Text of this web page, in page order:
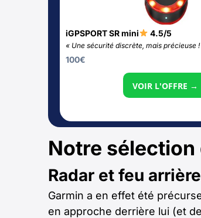
iGPSPORT SR mini 4.5/5
« Une sécurité discrète, mais précieuse !
100€
VOIR L'OFFRE →
Notre
Radar et feu
Garmin a en effet été
en approche derrière lui (et